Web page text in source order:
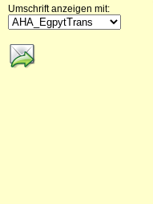
Umschrift anzeigen mit: